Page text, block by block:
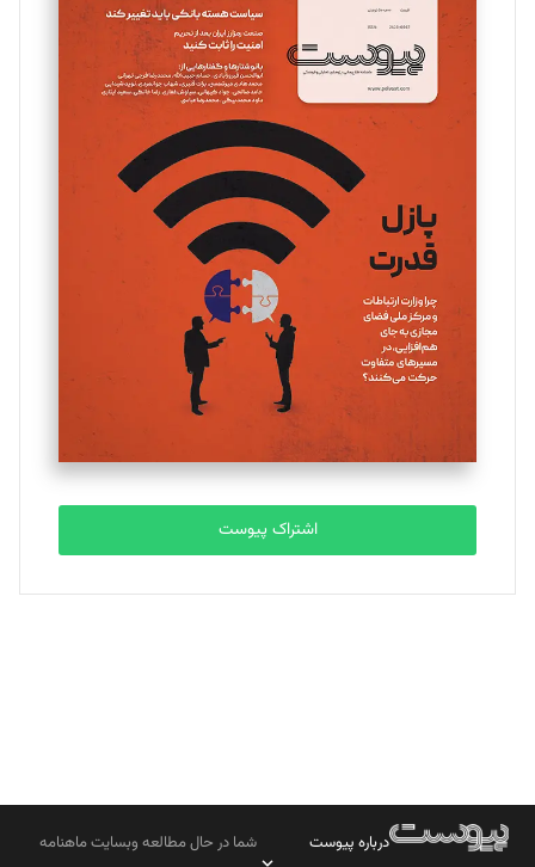
تحریریه
مینا پاکدل
یسنا امان‌پور
تحریریه
ملینا جعفری
تحریریه
مصطفی مسجدی آرانی
تحریریه
بابک نقاش
تحریریه
اشتراک پیوست
درباره پیوست
شما در حال مطالعه وبسایت ماهنامه